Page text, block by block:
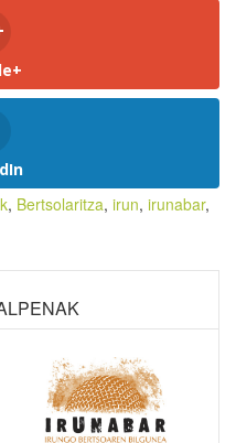
, Bertsolaritza, irun, irunabar,